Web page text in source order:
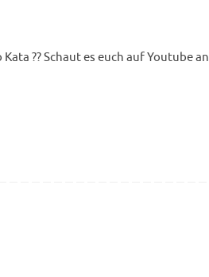
?? Schaut es euch auf Youtube